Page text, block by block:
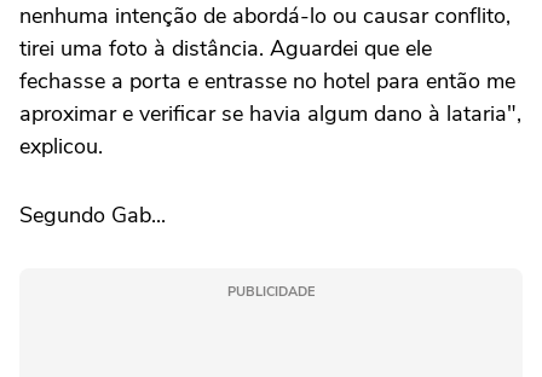
nenhuma intenção de abordá-lo ou causar conflito,
tirei uma foto à distância. Aguardei que ele
fechasse a porta e entrasse no hotel para então me
aproximar e verificar se havia algum dano à lataria",
explicou.
Segundo Gab...
PUBLICIDADE